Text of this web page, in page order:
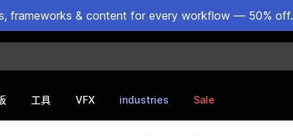
frameworks & content for every workflow — 50% off.
工具 VFX industries Sale